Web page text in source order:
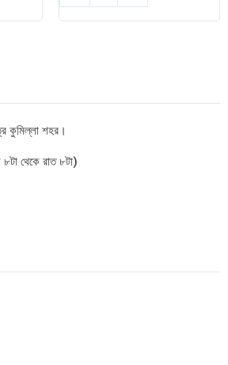
চিনিগুড়া
সুগন্ধি
কুমিল্লা শহর।
৮টা থেকে রাত ৮টা)